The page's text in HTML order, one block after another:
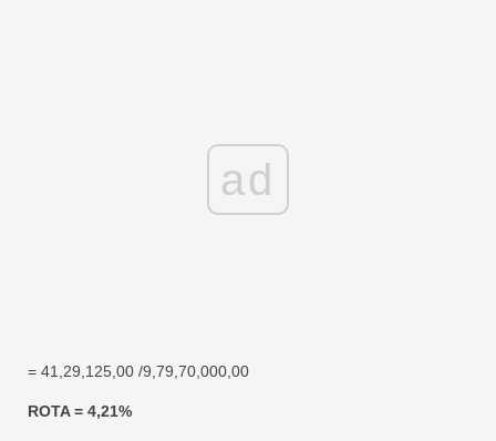
ad
= 41,29,125,00 /9,79,70,000,00
ROTA = 4,21%